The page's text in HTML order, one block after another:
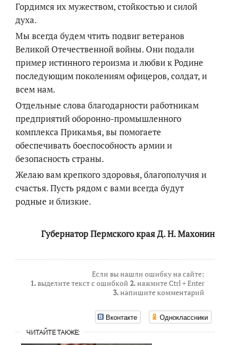
Гордимся их мужеством, стойкостью и силой
духа.
Мы всегда будем чтить подвиг ветеранов
Великой Отечественной войны. Они подали
пример истинного героизма и любви к Родине
последующим поколениям офицеров, солдат, и
всем нам.
Отдельные слова благодарности работникам
предприятий оборонно-промышленного
комплекса Прикамья, вы помогаете
обеспечивать боеспособность армии и
безопасность страны.
Желаю вам крепкого здоровья, благополучия и
счастья. Пусть рядом с вами всегда будут
родные и близкие.
Губернатор Пермского края Д. Н. Махонин
Если вы нашли ошибку на сайте:
1.выделите текст с ошибкой 2.нажмите Ctrl + Enter
3.напишите комментарий
Вконтакте Одноклассники
ЧИТАЙТЕ ТАКЖЕ: